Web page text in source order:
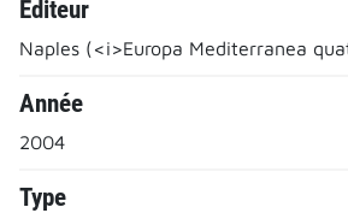
Editeur
Naples (<i>Europa Mediterranea
Année
2004
Type